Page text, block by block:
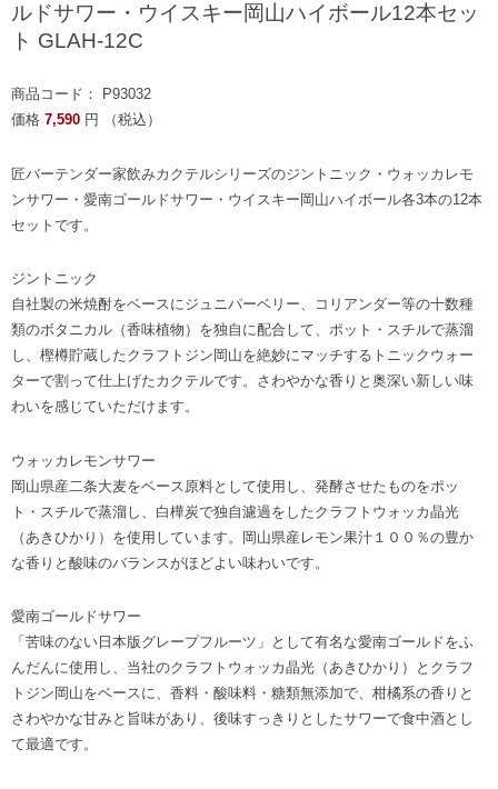
ルドサワー・ウイスキー岡山ハイボール12本セッ
ト GLAH-12C
商品コード： P93032
価格 7,590 円 （税込）
匠バーテンダー家飲みカクテルシリーズのジントニック・ウォッカレモ
ンサワー・愛南ゴールドサワー・ウイスキー岡山ハイボール各3本の12本
セットです。
ジントニック
自社製の米焼酎をベースにジュニパーベリー、コリアンダー等の十数種
類のボタニカル（香味植物）を独自に配合して、ポット・スチルで蒸溜
し、樫樽貯蔵したクラフトジン岡山を絶妙にマッチするトニックウォー
ターで割って仕上げたカクテルです。さわやかな香りと奥深い新しい味
わいを感じていただけます。
ウォッカレモンサワー
岡山県産二条大麦をベース原料として使用し、発酵させたものをポッ
ト・スチルで蒸溜し、白樺炭で独自濾過をしたクラフトウォッカ晶光
（あきひかり）を使用しています。岡山県産レモン果汁１００％の豊か
な香りと酸味のバランスがほどよい味わいです。
愛南ゴールドサワー
「苦味のない日本版グレープフルーツ」として有名な愛南ゴールドをふ
んだんに使用し、当社のクラフトウォッカ晶光（あきひかり）とクラフ
トジン岡山をベースに、香料・酸味料・糖類無添加で、柑橘系の香りと
さわやかな甘みと旨味があり、後味すっきりとしたサワーで食中酒とし
て最適です。